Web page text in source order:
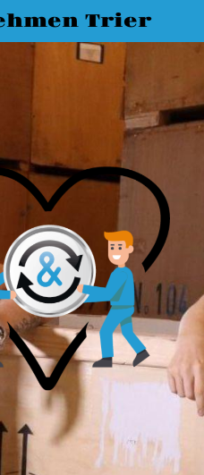
Trier